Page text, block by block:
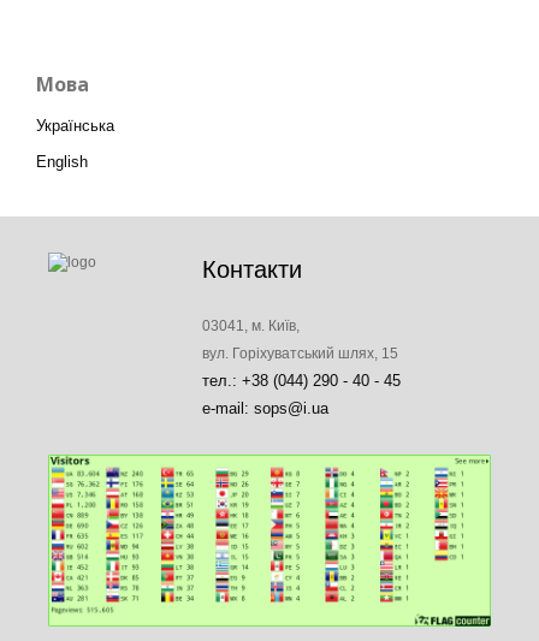
Мова
Українська
English
Контакти
03041, м. Київ,
вул. Горіхуватський шлях, 15
тел.: +38 (044) 290 - 40 - 45
e-mail: sops@i.ua